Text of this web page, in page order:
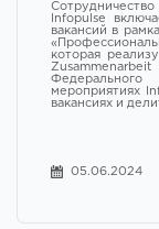
Infopulse
вакансий в
которая
мероприятиях
вакансиях и
05.06.2024